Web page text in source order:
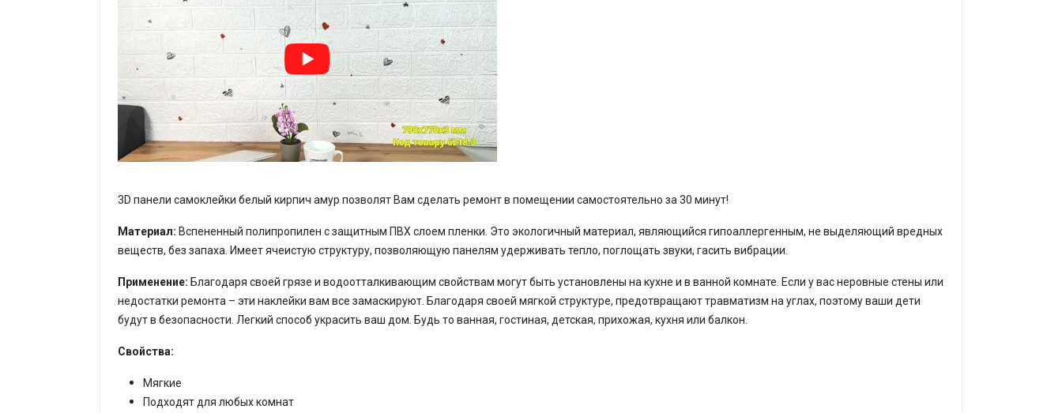
3D панели самоклейки белый кирпич амур позволят Вам сделать ремонт в помещении самостоятельно за 30 минут!
Материал: Вспененный полипропилен с защитным ПВХ слоем пленки. Это экологичный материал, являющийся гипоаллергенным, не выделяющий вредных
веществ, без запаха. Имеет ячеистую структуру, позволяющую панелям удерживать тепло, поглощать звуки, гасить вибрации.
Применение: Благодаря своей грязе и водоотталкивающим свойствам могут быть установлены на кухне и в ванной комнате. Если у вас неровные стены или
недостатки ремонта – эти наклейки вам все замаскируют. Благодаря своей мягкой структуре, предотвращают травматизм на углах, поэтому ваши дети
будут в безопасности. Легкий способ украсить ваш дом. Будь то ванная, гостиная, детская, прихожая, кухня или балкон.
Свойства:
Мягкие
Подходят для любых комнат